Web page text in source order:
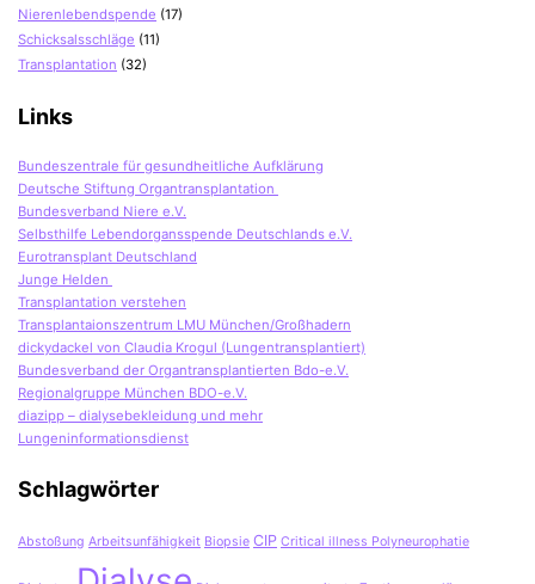
Nierenlebendspende (17)
Schicksalsschläge (11)
Transplantation (32)
Links
Bundeszentrale für gesundheitliche Aufklärung
Deutsche Stiftung Organtransplantation
Bundesverband Niere e.V.
Selbsthilfe Lebendorgansspende Deutschlands e.V.
Eurotransplant Deutschland
Junge Helden
Transplantation verstehen
Transplantaionszentrum LMU München/Großhadern
dickydackel von Claudia Krogul (Lungentransplantiert)
Bundesverband der Organtransplantierten Bdo-e.V.
Regionalgruppe München BDO-e.V.
diazipp – dialysebekleidung und mehr
Lungeninformationsdienst
Schlagwörter
Abstoßung Arbeitsunfähigkeit Biopsie CIP Critical illness Polyneurophatie